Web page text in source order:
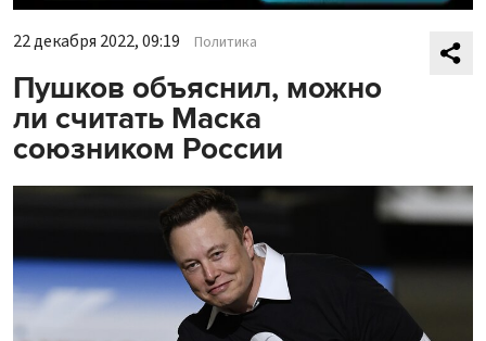
22 декабря 2022, 09:19 Политика
Пушков объяснил, можно
ли считать Маска
союзником России